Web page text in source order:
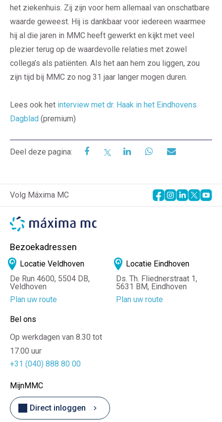
het ziekenhuis. Zij zijn voor hem allemaal van onschatbare
waarde geweest. Hij is dankbaar voor iedereen waarmee
hij al die jaren in MMC heeft gewerkt en kijkt met veel
plezier terug op de waardevolle relaties met zowel
collega’s als patiënten. Als het aan hem zou liggen, zou
zijn tijd bij MMC zo nog 31 jaar langer mogen duren.
Lees ook het interview met dr. Haak in het Eindhovens
Dagblad (premium)
Deel deze pagina:
Bel ons
Op werkdagen van 8.30 tot
17.00 uur
+31 (040) 888 80 00
Bezoekadressen
Locatie Veldhoven
De Run 4600, 5504 DB,
Veldhoven
Plan uw route
Locatie Eindhoven
Ds. Th. Fliednerstraat 1,
5631 BM, Eindhoven
Plan uw route
Volg Máxima MC
MijnMMC
Direct inloggen